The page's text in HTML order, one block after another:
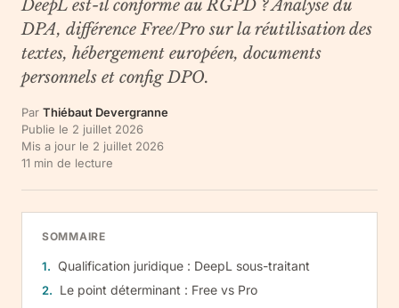
DeepL est-il conforme au RGPD ? Analyse du
DPA, différence Free/Pro sur la réutilisation des
textes, hébergement européen, documents
personnels et config DPO.
Par Thiébaut Devergranne
Publie le 2 juillet 2026
Mis a jour le 2 juillet 2026
11 min de lecture
SOMMAIRE
Qualification juridique : DeepL sous-traitant
Le point déterminant : Free vs Pro